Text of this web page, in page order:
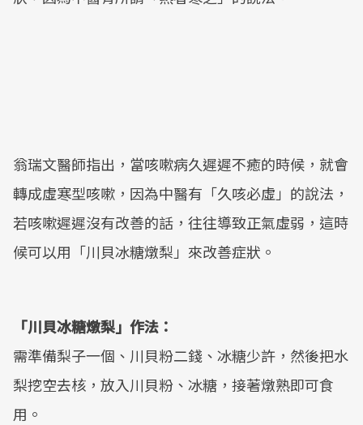
翁瑞文醫師指出，當咳嗽病久遲遲不癒的時候，就會
轉成虛寒型咳嗽，因為中醫有「久咳必虛」的說法，
若咳嗽遲遲沒有改善的話，往往導致正氣虛弱，這時
候可以用「川貝冰糖燉梨」來改善症狀。
「川貝冰糖燉梨」作法：
需準備梨子一個、川貝粉二錢、冰糖少許，然後把水
梨挖空去核，放入川貝粉、冰糖，接著燉熟即可食
用。